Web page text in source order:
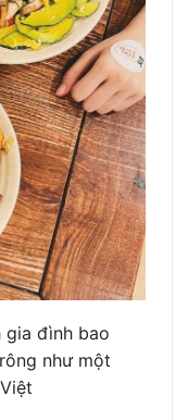
gia đình bao
như một